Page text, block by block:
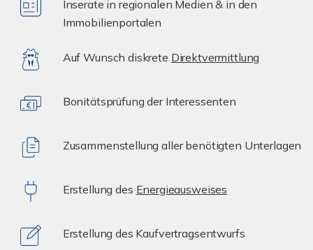
Inserate in regionalen Medien & in den
Immobilienportalen
Auf Wunsch diskrete Direktvermittlung
Bonitätsprüfung der Interessenten
Zusammenstellung aller benötigten Unterlagen
Erstellung des Energieausweises
Erstellung des Kaufvertragsentwurfs